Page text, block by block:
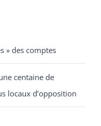
» des comptes
centaine de
locaux d’opposition